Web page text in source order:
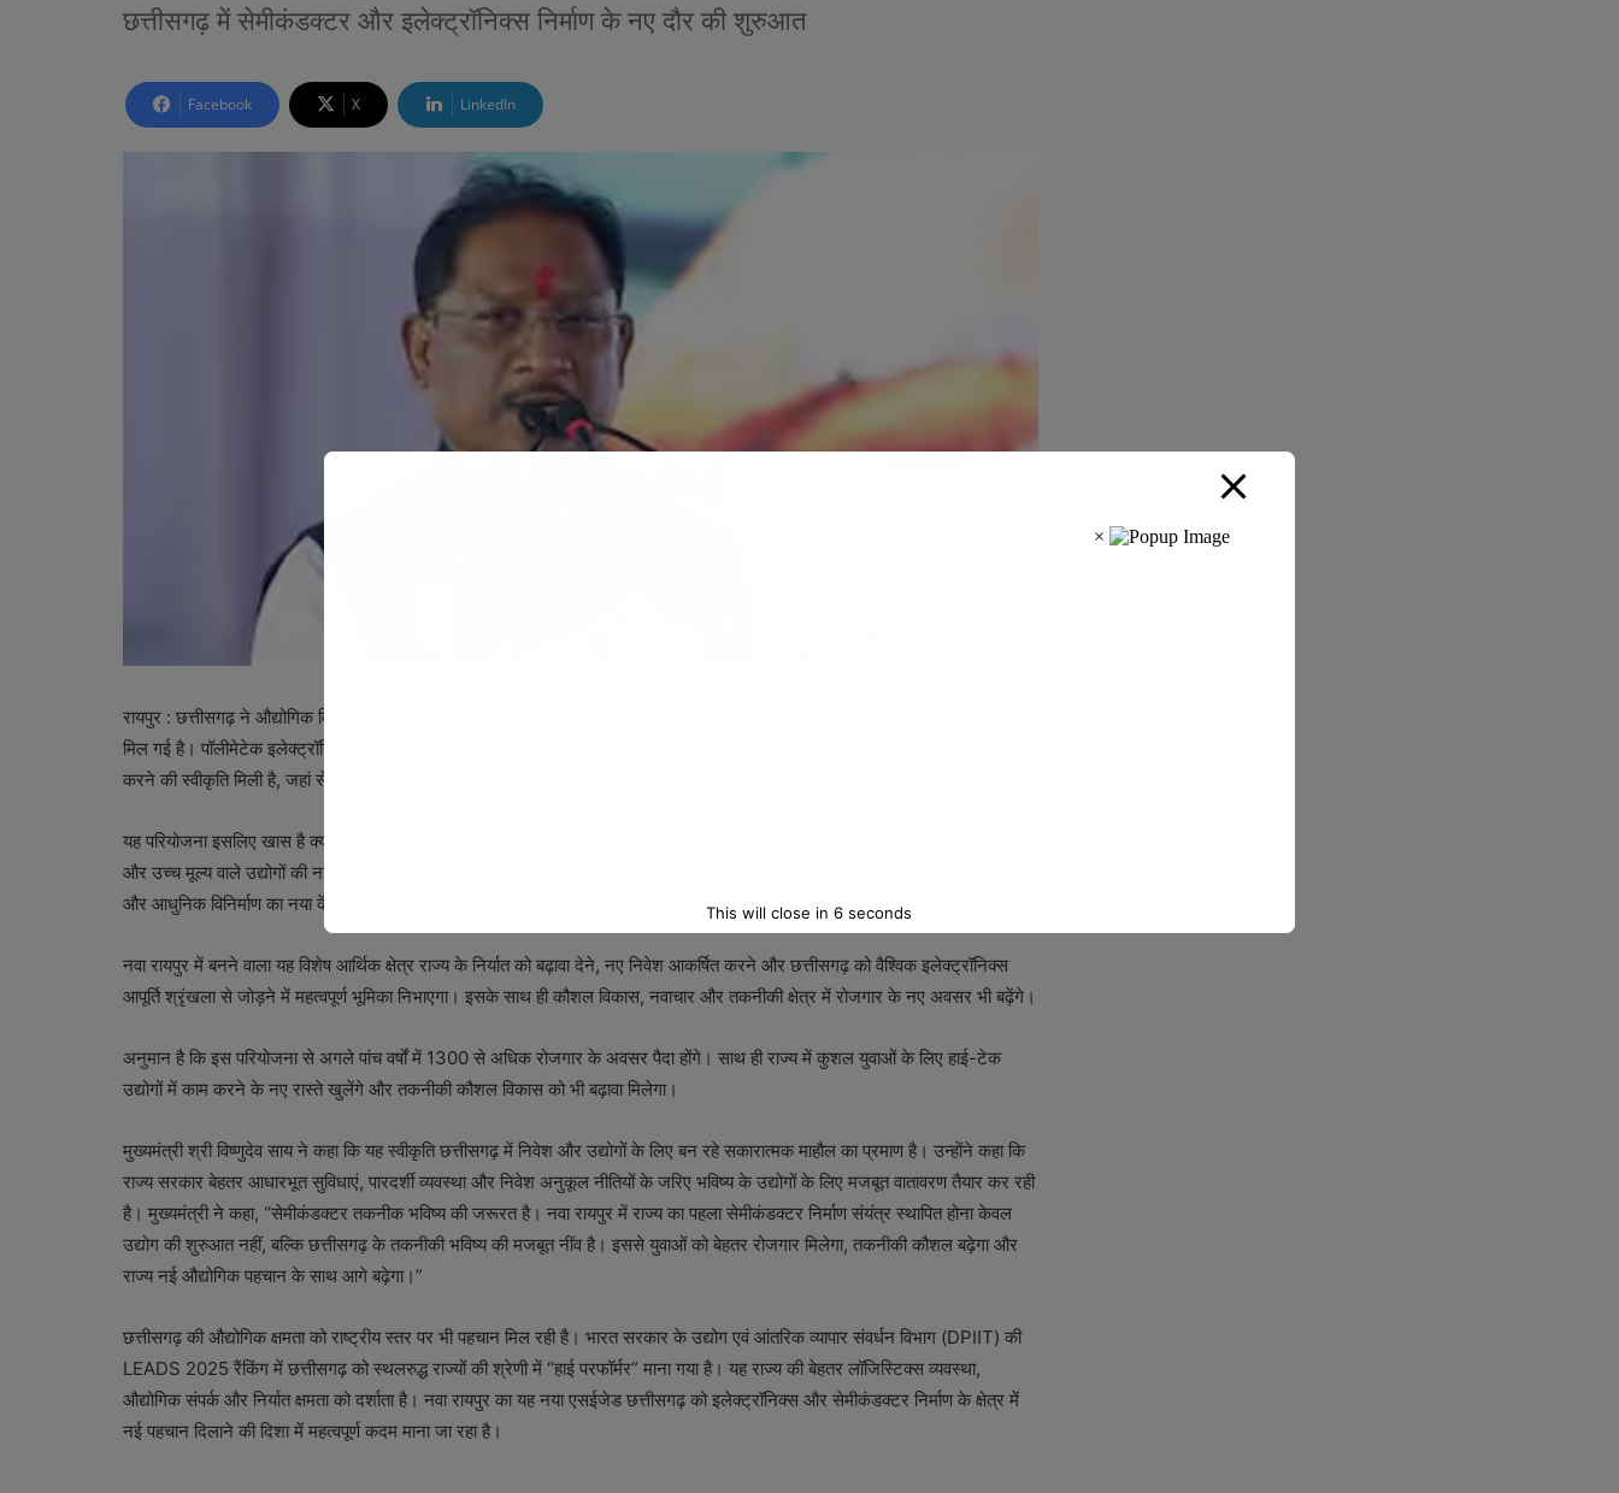
छत्तीसगढ़ में सेमीकंडक्टर और इलेक्ट्रॉनिक्स निर्माण के नए दौर की शुरुआत
Facebook X LinkedIn
रायपुर : छत्तीसगढ़ ने औद्योगिक विकास की दिशा में एक और बड़ी उपलब्धि हासिल की है। नवा रायपुर में दूसरे विशेष आर्थिक क्षेत्र (SEZ) को मंजूरी
मिल गई है। पॉलीमेटेक इलेक्ट्रॉनिक्स लिमिटेड को नवा रायपुर में 10.13 हेक्टेयर क्षेत्र में इलेक्ट्रॉनिक्स एवं इंजीनियरिंग आधारित एसईजेड स्थापित
करने की स्वीकृति मिली है, जहां सेमीकंडक्टर और इलेक्ट्रॉनिक्स उत्पादों का निर्माण किया जाएगा।
यह परियोजना इसलिए खास है क्योंकि इसके जरिए छत्तीसगढ़ में पहला सेमीकंडक्टर निर्माण संयंत्र स्थापित होगा। इसके साथ ही राज्य तकनीक आधारित
और उच्च मूल्य वाले उद्योगों की नई दुनिया में कदम रखेगा। इससे न केवल औद्योगिक विकास को गति मिलेगी, बल्कि छत्तीसगढ़ तकनीक आधारित निवेश
और आधुनिक विनिर्माण का नया केंद्र बनकर उभरेगा।
नवा रायपुर में बनने वाला यह विशेष आर्थिक क्षेत्र राज्य के निर्यात को बढ़ावा देने, नए निवेश आकर्षित करने और छत्तीसगढ़ को वैश्विक इलेक्ट्रॉनिक्स
आपूर्ति श्रृंखला से जोड़ने में महत्वपूर्ण भूमिका निभाएगा। इसके साथ ही कौशल विकास, नवाचार और तकनीकी क्षेत्र में रोजगार के नए अवसर भी बढ़ेंगे।
अनुमान है कि इस परियोजना से अगले पांच वर्षों में 1300 से अधिक रोजगार के अवसर पैदा होंगे। साथ ही राज्य में कुशल युवाओं के लिए हाई-टेक
उद्योगों में काम करने के नए रास्ते खुलेंगे और तकनीकी कौशल विकास को भी बढ़ावा मिलेगा।
मुख्यमंत्री श्री विष्णुदेव साय ने कहा कि यह स्वीकृति छत्तीसगढ़ में निवेश और उद्योगों के लिए बन रहे सकारात्मक माहौल का प्रमाण है। उन्होंने कहा कि
राज्य सरकार बेहतर आधारभूत सुविधाएं, पारदर्शी व्यवस्था और निवेश अनुकूल नीतियों के जरिए भविष्य के उद्योगों के लिए मजबूत वातावरण तैयार कर रही
है। मुख्यमंत्री ने कहा, “सेमीकंडक्टर तकनीक भविष्य की जरूरत है। नवा रायपुर में राज्य का पहला सेमीकंडक्टर निर्माण संयंत्र स्थापित होना केवल
उद्योग की शुरुआत नहीं, बल्कि छत्तीसगढ़ के तकनीकी भविष्य की मजबूत नींव है। इससे युवाओं को बेहतर रोजगार मिलेगा, तकनीकी कौशल बढ़ेगा और
राज्य नई औद्योगिक पहचान के साथ आगे बढ़ेगा।”
छत्तीसगढ़ की औद्योगिक क्षमता को राष्ट्रीय स्तर पर भी पहचान मिल रही है। भारत सरकार के उद्योग एवं आंतरिक व्यापार संवर्धन विभाग (DPIIT) की
LEADS 2025 रैंकिंग में छत्तीसगढ़ को स्थलरुद्ध राज्यों की श्रेणी में “हाई परफॉर्मर” माना गया है। यह राज्य की बेहतर लॉजिस्टिक्स व्यवस्था,
औद्योगिक संपर्क और निर्यात क्षमता को दर्शाता है। नवा रायपुर का यह नया एसईजेड छत्तीसगढ़ को इलेक्ट्रॉनिक्स और सेमीकंडक्टर निर्माण के क्षेत्र में
नई पहचान दिलाने की दिशा में महत्वपूर्ण कदम माना जा रहा है।
This will close in5 seconds